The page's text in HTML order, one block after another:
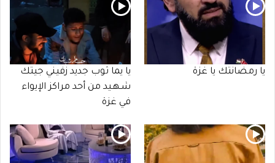
يا رمضانتك يا غزة
يا يما ثوب جديد زفيني جيتك
شـهـيد من أحد مراكز الإيواء
في غزة